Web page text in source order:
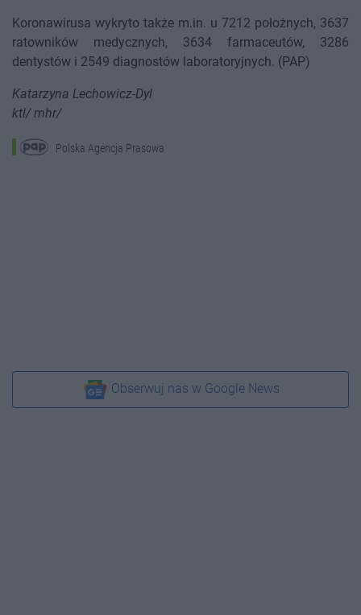
Koronawirusa wykryto także m.in. u 7212 położnych, 3637
ratowników medycznych, 3634 farmaceutów, 3286
dentystów i 2549 diagnostów laboratoryjnych. (PAP)
Katarzyna Lechowicz-Dyl
ktl/ mhr/
Polska Agencja Prasowa
Obserwuj nas w Google News